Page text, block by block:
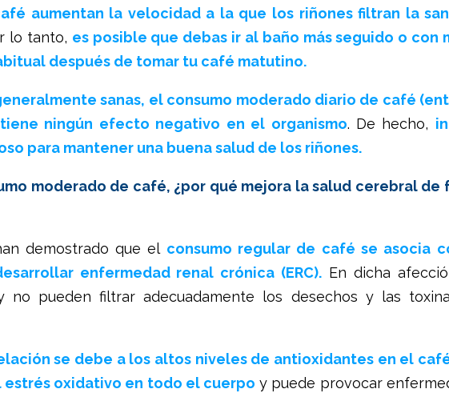
aumentan la velocidad a la que los riñones filtran la
lo tanto, es posible que debas ir al baño más seguido o con
después de tomar tu café matutino.
sanas, el consumo moderado diario de café
ningún efecto negativo en el organismo. De hecho,
para mantener una buena salud de los riñones.
moderado de café, ¿por qué mejora la salud cerebral de
demostrado que el consumo regular de café se asocia
enfermedad renal crónica (ERC). En dicha
no pueden filtrar adecuadamente los desechos y las
se debe a los altos niveles de antioxidantes en el
estrés oxidativo en todo el cuerpo y puede provocar